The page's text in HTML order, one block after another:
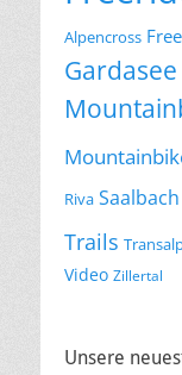
Alpencross
Gardasee
Riva Saalbach
Trails
Video Zillertal
Unsere